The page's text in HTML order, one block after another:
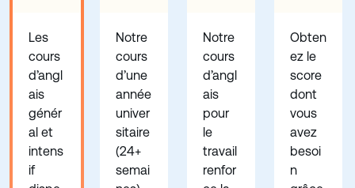
Les
cours
d’angl
ais
génér
al et
intens
if
Notre
cours
d’une
année
univer
sitaire
(24+
semai
Notre
cours
d’angl
ais
pour
le
travail
renfor
Obten
ez le
score
dont
vous
avez
besoi
n